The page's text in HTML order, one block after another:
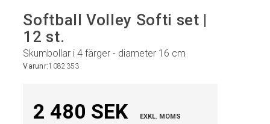
Softball Volley Softi set |
12 st.
Skumbollar i 4 färger - diameter 16 cm
Varunr:1082353
2 480 SEK EXKL. MOMS